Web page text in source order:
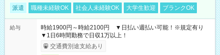
派遣 職種未経験OK 社会人未経験OK 大学生歓迎 ブランクOK
給与
時給1900円～時給2100円 ▼日払い週払い可能！※規定有り
▼1日6時間勤務で日収1万以上！
交通費別途支給あり